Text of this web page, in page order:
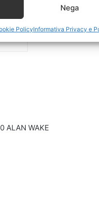
Nega
PolicyInformativa Privacy e
ALAN WAKE